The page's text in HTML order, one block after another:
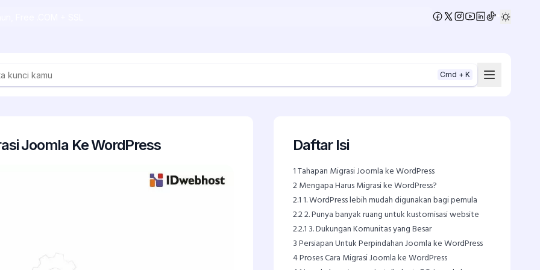
Cmd + K
Joomla Ke WordPress Daftar Isi
1Tahapan Migrasi Joomla ke WordPress
2Mengapa Harus Migrasi ke WordPress?
2.11. WordPress lebih mudah digunakan bagi pemula
2.22. Punya banyak ruang untuk kustomisasi website
2.2.1 3. Dukungan Komunitas yang Besar
3Persiapan Untuk Perpindahan Joomla ke WordPress
4Proses Cara Migrasi Joomla ke WordPress